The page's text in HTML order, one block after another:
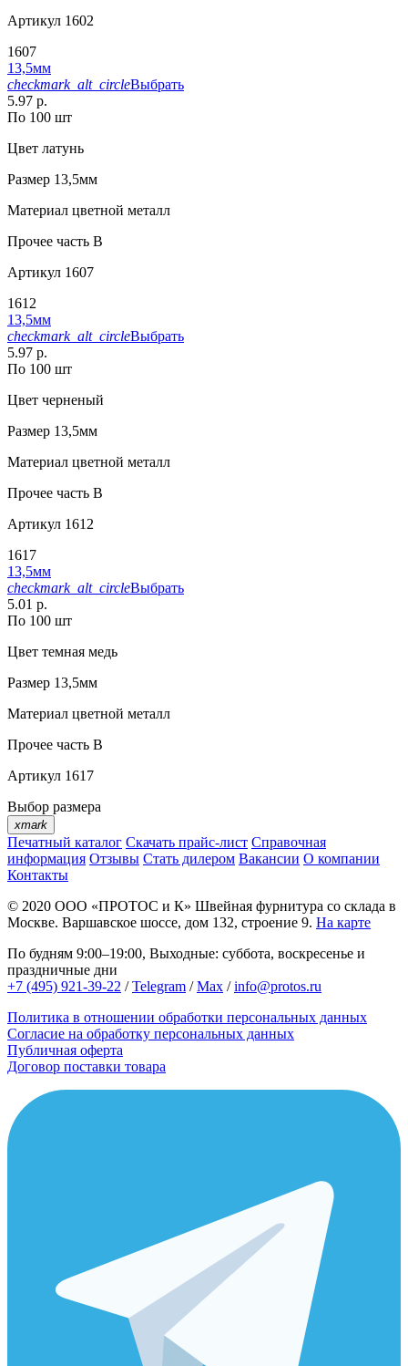
Артикул 1602
1607
13,5мм
checkmark_alt_circleВыбрать
5.97 р.
По 100 шт
Цвет латунь
Размер 13,5мм
Материал цветной металл
Прочее часть В
Артикул 1607
1612
13,5мм
checkmark_alt_circleВыбрать
5.97 р.
По 100 шт
Цвет черненый
Размер 13,5мм
Материал цветной металл
Прочее часть В
Артикул 1612
1617
13,5мм
checkmark_alt_circleВыбрать
5.01 р.
По 100 шт
Цвет темная медь
Размер 13,5мм
Материал цветной металл
Прочее часть B
Артикул 1617
Выбор размера
xmark
Печатный каталог Скачать прайс-лист Справочная
информация Отзывы Стать дилером Вакансии О компании
Контакты
© 2020 ООО «ПРОТОС и К» Швейная фурнитура со склада в
Москве. Варшавское шоссе, дом 132, строение 9. На карте
По будням 9:00–19:00, Выходные: суббота, воскресенье и
праздничные дни
+7 (495) 921-39-22 /Telegram /Max /info@protos.ru
Политика в отношении обработки персональных данных
Согласие на обработку персональных данных
Публичная оферта
Договор поставки товара